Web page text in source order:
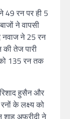
49 रन पर ही 5
ने वापसी
नवाज ने 25 रन
तेज पारी
135 रन तक
हुसैन और
के लक्ष्य को
अफरीदी ने